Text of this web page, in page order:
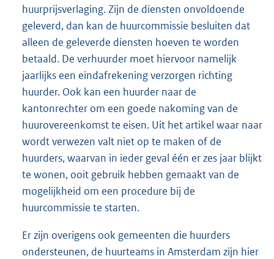
huurprijsverlaging. Zijn de diensten onvoldoende
geleverd, dan kan de huurcommissie besluiten dat
alleen de geleverde diensten hoeven te worden
betaald. De verhuurder moet hiervoor namelijk
jaarlijks een eindafrekening verzorgen richting
huurder. Ook kan een huurder naar de
kantonrechter om een goede nakoming van de
huurovereenkomst te eisen. Uit het artikel waar naar
wordt verwezen valt niet op te maken of de
huurders, waarvan in ieder geval één er zes jaar blijkt
te wonen, ooit gebruik hebben gemaakt van de
mogelijkheid om een procedure bij de
huurcommissie te starten.
Er zijn overigens ook gemeenten die huurders
ondersteunen, de huurteams in Amsterdam zijn hier